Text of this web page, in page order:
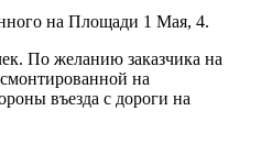
на Площади 1 Мая, 4.
По желанию заказчика на
на
въезда с дороги на